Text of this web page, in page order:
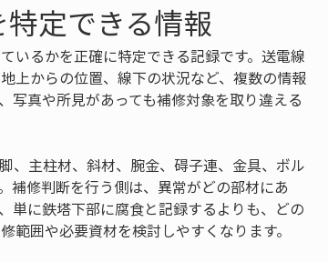
定できる情報
いるかを正確に特定できる記録です。送電線
上からの位置、線下の状況など、複数の情報
写真や所見があっても補修対象を取り違える
、主柱材、斜材、腕金、碍子連、金具、ボル
補修判断を行う側は、異常がどの部材にあ
単に鉄塔下部に腐食と記録するよりも、どの
囲や必要資材を検討しやすくなります。